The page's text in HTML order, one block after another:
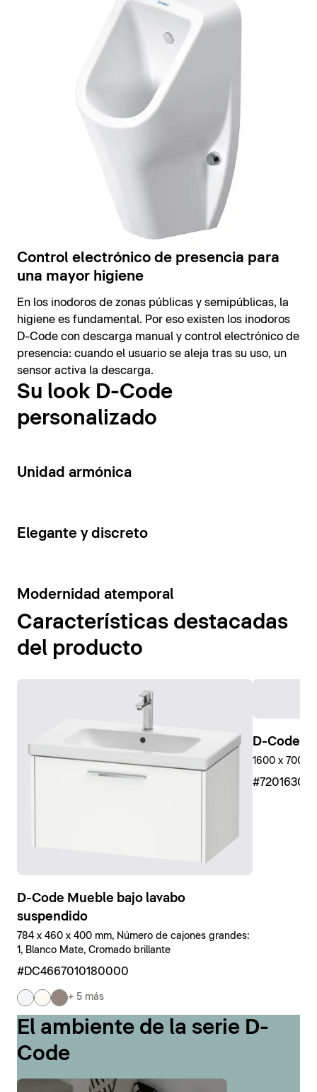
Control electrónico de presencia para
una mayor higiene
En los inodoros de zonas públicas y semipúblicas, la
higiene es fundamental. Por eso existen los inodoros
D-Code con descarga manual y control electrónico de
presencia: cuando el usuario se aleja tras su uso, un
sensor activa la descarga.
Su look D-Code
personalizado
14
Unidad armónica
15
Elegante y discreto
10
Modernidad atemporal
Características destacadas
del producto
D-Code Mueble bajo lavabo
suspendido
784 x 460 x 400 mm, Número de cajones grandes:
1, Blanco Mate, Cromado brillante
#DC4667010180000
+ 5 más
D-Code
1600 x 700
El ambiente de la serie D-
Code